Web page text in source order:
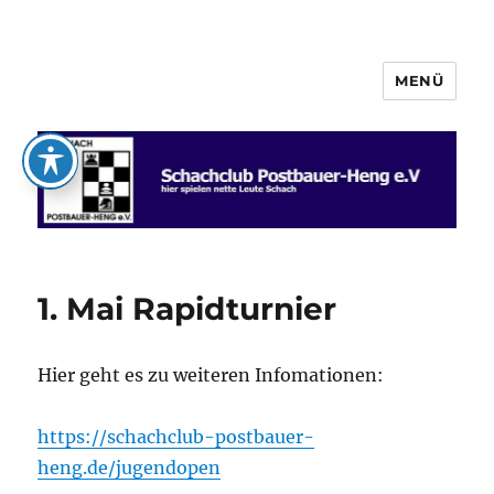
Schachclub Postbauer-Heng e.V.
MENÜ
1. Mai Rapidturnier
Hier geht es zu weiteren Infomationen:
https://schachclub-postbauer-
heng.de/jugendopen